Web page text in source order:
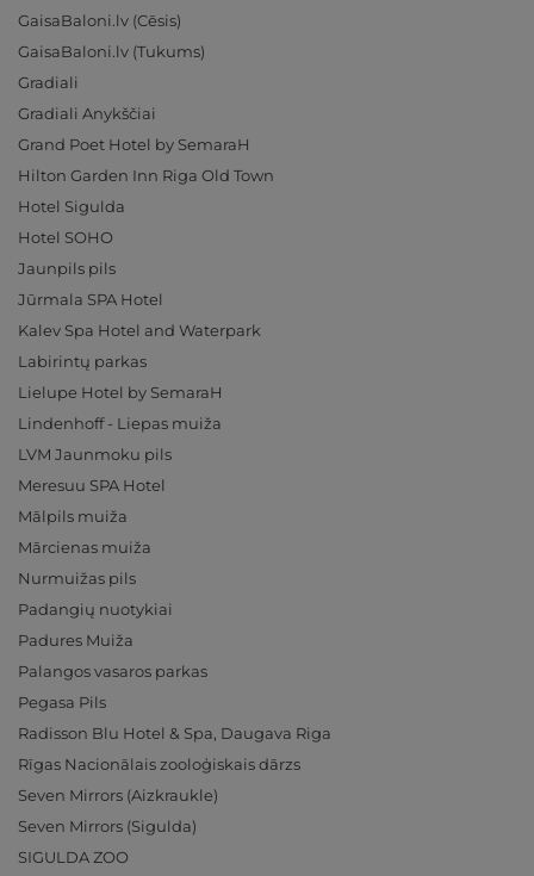
GaisaBaloni.lv (Cēsis)
GaisaBaloni.lv (Tukums)
Gradiali
Gradiali Anykščiai
Grand Poet Hotel by SemaraH
Hilton Garden Inn Riga Old Town
Hotel Sigulda
Hotel SOHO
Jaunpils pils
Jūrmala SPA Hotel
Kalev Spa Hotel and Waterpark
Labirintų parkas
Lielupe Hotel by SemaraH
Lindenhoff - Liepas muiža
LVM Jaunmoku pils
Meresuu SPA Hotel
Mālpils muiža
Mārcienas muiža
Nurmuižas pils
Padangių nuotykiai
Padures Muiža
Palangos vasaros parkas
Pegasa Pils
Radisson Blu Hotel & Spa, Daugava Riga
Rīgas Nacionālais zooloģiskais dārzs
Seven Mirrors (Aizkraukle)
Seven Mirrors (Sigulda)
SIGULDA ZOO